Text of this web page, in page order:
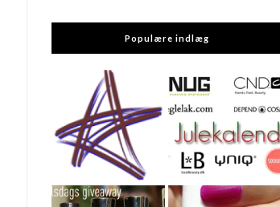
Populære indlæg